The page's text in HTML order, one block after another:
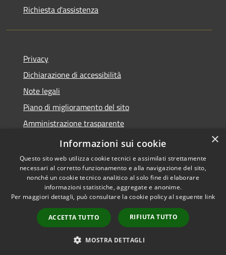
Richiesta d'assistenza
Privacy
Dichiarazione di accessibilità
Note legali
Piano di miglioramento del sito
Amministrazione trasparente
Albo Pretorio
Accessibilità
Copyright © 2026 • Comune di
Trani • Powered by
Municipium•
Accesso
redazione
×
Informazioni sui cookie
Questo sito web utilizza cookie tecnici e assimilati strettamente
necessari al corretto funzionamento e alla navigazione del sito,
nonché un cookie tecnico analitico al solo fine di elaborare
informazioni statistiche, aggregate e anonime.
Per maggiori dettagli, può consultare la cookie policy al seguente link
ACCETTA TUTTO RIFIUTA TUTTO
MOSTRA DETTAGLI